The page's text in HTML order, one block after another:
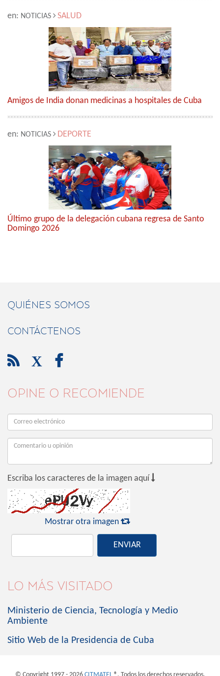
en: NOTICIAS SALUD
Amigos de India donan medicinas a hospitales de Cuba
en: NOTICIAS DEPORTE
Último grupo de la delegación cubana regresa de Santo
Domingo 2026
QUIÉNES SOMOS
CONTÁCTENOS
 X 
OPINE O RECOMIENDE
Escriba los caracteres de la imagen aquí 
Mostrar otra imagen 
ENVIAR
LO MÁS VISITADO
Ministerio de Ciencia, Tecnología y Medio
Ambiente
Sitio Web de la Presidencia de Cuba
© Copyright 1997 - 2026 CITMATEL ®. Todos los derechos reservados.